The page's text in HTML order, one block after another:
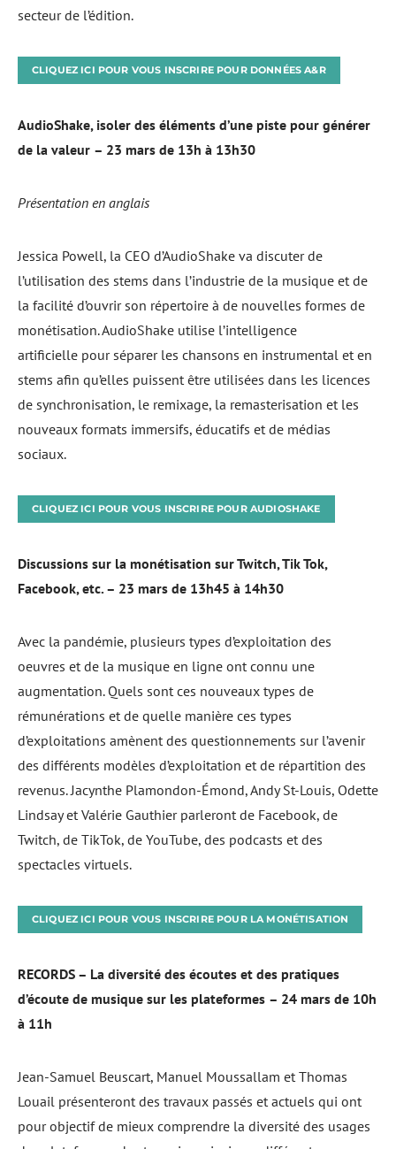
secteur de l’édition.
CLIQUEZ ICI POUR VOUS INSCRIRE POUR DONNÉES A&R
AudioShake, isoler des éléments d’une piste pour générer
de la valeur – 23 mars de 13h à 13h30
Présentation en anglais
Jessica Powell, la CEO d’AudioShake va discuter de
l’utilisation des stems dans l’industrie de la musique et de
la facilité d’ouvrir son répertoire à de nouvelles formes de
monétisation. AudioShake utilise l’intelligence
artificielle pour séparer les chansons en instrumental et en
stems afin qu’elles puissent être utilisées dans les licences
de synchronisation, le remixage, la remasterisation et les
nouveaux formats immersifs, éducatifs et de médias
sociaux.
CLIQUEZ ICI POUR VOUS INSCRIRE POUR AUDIOSHAKE
Discussions sur la monétisation sur Twitch, Tik Tok,
Facebook, etc. – 23 mars de 13h45 à 14h30
Avec la pandémie, plusieurs types d’exploitation des
oeuvres et de la musique en ligne ont connu une
augmentation. Quels sont ces nouveaux types de
rémunérations et de quelle manière ces types
d’exploitations amènent des questionnements sur l’avenir
des différents modèles d’exploitation et de répartition des
revenus. Jacynthe Plamondon-Émond, Andy St-Louis, Odette
Lindsay et Valérie Gauthier parleront de Facebook, de
Twitch, de TikTok, de YouTube, des podcasts et des
spectacles virtuels.
CLIQUEZ ICI POUR VOUS INSCRIRE POUR LA MONÉTISATION
RECORDS – La diversité des écoutes et des pratiques
d’écoute de musique sur les plateformes – 24 mars de 10h
à 11h
Jean-Samuel Beuscart, Manuel Moussallam et Thomas
Louail présenteront des travaux passés et actuels qui ont
pour objectif de mieux comprendre la diversité des usages